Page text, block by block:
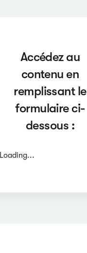
Accédez au
contenu en
remplissant le
formulaire ci-
dessous :
Loading...